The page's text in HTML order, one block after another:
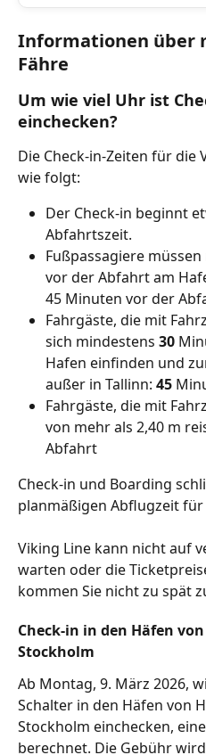
Informationen über
Fähre
Um wie viel Uhr ist
einchecken?
Die Check-in-Zeiten für die
wie folgt:
Der Check-in beginnt
Abfahrtszeit.
Fußpassagiere
vor der Abfahrt am
45 Minuten vor der
Fahrgäste, die mit
sich mindestens 30
Hafen einfinden und
außer in Tallinn: 45
Fahrgäste, die mit
von mehr als 2,40 m
Abfahrt
Check-in und Boarding
planmäßigen Abflugzeit für
Viking Line kann nicht auf
warten oder die
kommen Sie nicht zu spät
Check-in in den Häfen
Stockholm
Ab Montag, 9. März 2026,
Schalter in den Häfen von
Stockholm einchecken,
berechnet. Die Gebühr